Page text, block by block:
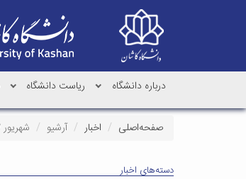
درباره دانشگاه ریاست دانشگاه
صفحه‌اصلی اخبار آرشیو شهریور ۱۳۸۷
دسته‌های اخبار